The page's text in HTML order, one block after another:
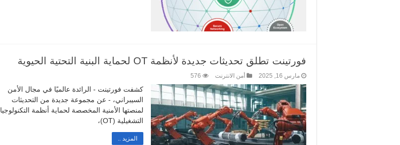
فورتينت تطلق تحديثات جديدة لأنظمة OT لحماية البنية التحتية الحيوية
مارس 16, 2025 أمن الانترنت 576
كشفت فورتينت - الرائدة عالميًا في مجال الأمن
السيبراني، - عن مجموعة جديدة من التحديثات
لمنصتها الأمنية المخصصة لحماية أنظمة التكنولوجيا
التشغيلية (OT)،
المزيد ..